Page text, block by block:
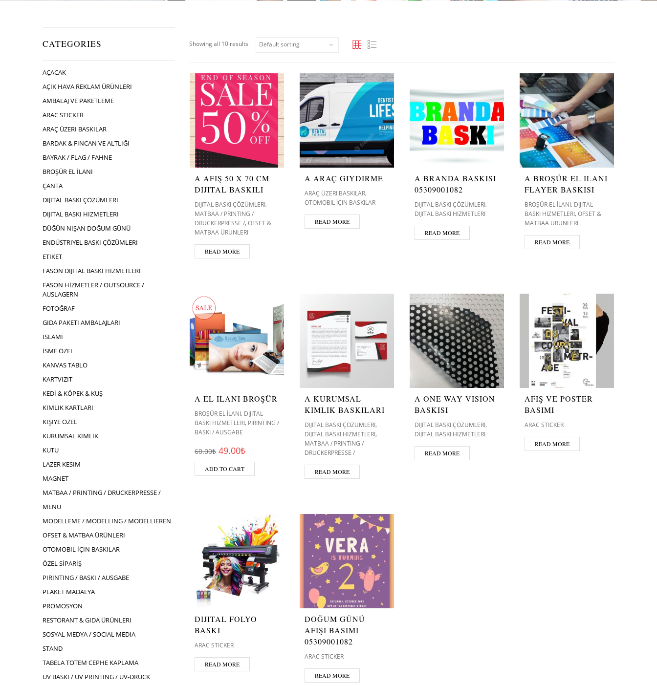
CATEGORIES
AÇACAK
AÇIK HAVA REKLAM ÜRÜNLERI
AMBALAJ VE PAKETLEME
ARAC STICKER
ARAÇ ÜZERI BASKILAR
BARDAK & FINCAN VE ALTLIĞI
BAYRAK / FLAG / FAHNE
BROŞÜR EL İLANI
ÇANTA
DIJITAL BASKI ÇÖZÜMLERI
DIJITAL BASKI HIZMETLERI
DÜĞÜN NIŞAN DOĞUM GÜNÜ
ENDÜSTRIYEL BASKI ÇÖZÜMLERI
ETIKET
FASON DIJITAL BASKI HIZMETLERI
FASON HİZMETLER / OUTSOURCE /
AUSLAGERN
FOTOĞRAF
GIDA PAKETI AMBALAJLARI
İSLAMİ
İSME ÖZEL
KANVAS TABLO
KARTVIZIT
KEDİ & KÖPEK & KUŞ
KIMLIK KARTLARI
KIŞIYE ÖZEL
KURUMSAL KIMLIK
KUTU
LAZER KESIM
MAGNET
MATBAA / PRINTING / DRUCKERPRESSE /
MENÜ
MODELLEME / MODELLING / MODELLIEREN
OFSET & MATBAA ÜRÜNLERI
OTOMOBIL İÇIN BASKILAR
ÖZEL SİPARİŞ
PIRINTING / BASKI / AUSGABE
PLAKET MADALYA
PROMOSYON
RESTORANT & GIDA ÜRÜNLERI
SOSYAL MEDYA / SOCIAL MEDIA
STAND
TABELA TOTEM CEPHE KAPLAMA
UV BASKI / UV PRINTING / UV-DRUCK
Showing all 10 results
A AFIŞ 50 X 70 CM
DIJITAL BASKILI
DIJITAL BASKI ÇÖZÜMLERI,
MATBAA / PRINTING /
DRUCKERPRESSE /,OFSET &
MATBAA ÜRÜNLERI
READ MORE
A ARAÇ GIYDIRME
ARAÇ ÜZERI BASKILAR,
OTOMOBIL İÇIN BASKILAR
READ MORE
A BRANDA BASKISI
05309001082
DIJITAL BASKI ÇÖZÜMLERI,
DIJITAL BASKI HIZMETLERI
READ MORE
A BROŞÜR EL ILANI
FLAYER BASKISI
BROŞÜR EL İLANI, DIJITAL
BASKI HIZMETLERI,OFSET &
MATBAA ÜRÜNLERI
READ MORE
A EL ILANI BROŞÜR
BROŞÜR EL İLANI, DIJITAL
BASKI HIZMETLERI, PIRINTING /
BASKI / AUSGABE
60.00₺ Original price was: 60.00₺.
49.00₺Current price is: 49.00₺.
ADD TO CART
A KURUMSAL
KIMLIK BASKILARI
DIJITAL BASKI ÇÖZÜMLERI,
DIJITAL BASKI HIZMETLERI,
MATBAA / PRINTING /
DRUCKERPRESSE /
READ MORE
A ONE WAY VISION
BASKISI
DIJITAL BASKI ÇÖZÜMLERI,
DIJITAL BASKI HIZMETLERI
READ MORE
AFIŞ VE POSTER
BASIMI
ARAC STICKER
READ MORE
DIJITAL FOLYO
BASKI
ARAC STICKER
READ MORE
DOĞUM GÜNÜ
AFIŞI BASIMI
05309001082
ARAC STICKER
READ MORE